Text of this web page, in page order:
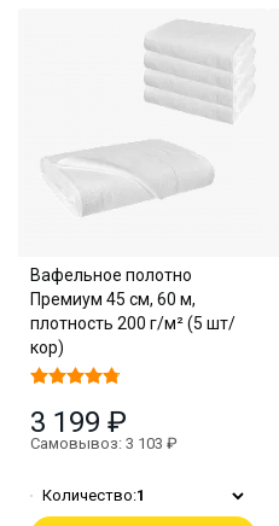
Вафельное полотно
Премиум 45 см, 60 м,
плотность 200 г/м² (5 шт/
кор)
3 199 ₽
Самовывоз: 3 103 ₽
Количество:1